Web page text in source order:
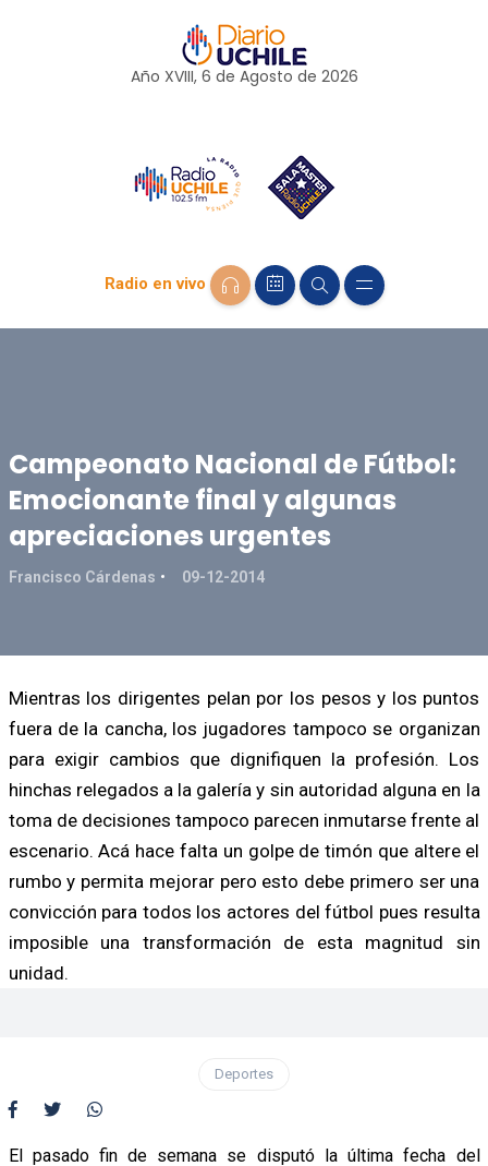
Año XVIII, 6 de Agosto de 2026
Radio en vivo
Campeonato Nacional de Fútbol:
Emocionante final y algunas
apreciaciones urgentes
Francisco Cárdenas 09-12-2014
Mientras los dirigentes pelan por los pesos y los puntos
fuera de la cancha, los jugadores tampoco se organizan
para exigir cambios que dignifiquen la profesión. Los
hinchas relegados a la galería y sin autoridad alguna en la
toma de decisiones tampoco parecen inmutarse frente al
escenario. Acá hace falta un golpe de timón que altere el
rumbo y permita mejorar pero esto debe primero ser una
convicción para todos los actores del fútbol pues resulta
imposible una transformación de esta magnitud sin
unidad.
Deportes
El pasado fin de semana se disputó la última fecha del